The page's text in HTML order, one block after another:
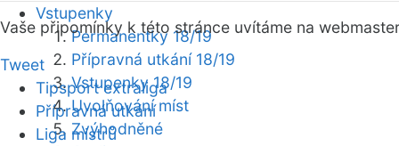
Vstupenky
Permanentky 18/19
Přípravná utkání 18/19
Vstupenky 18/19
Uvolňování míst
Zvýhodněné
Vaše připomínky k této stránce uvítáme na webmaster
Tweet
Tipsport extraliga
Přípravná utkání
Liga mistrů